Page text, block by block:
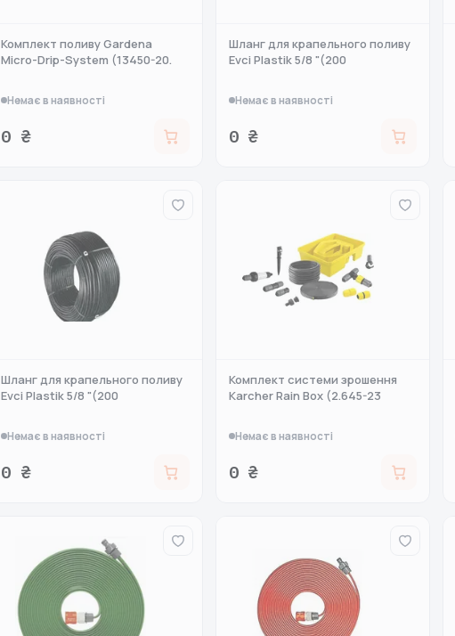
Комплект поливу Gardena
Micro-Drip-System (13450-20.
Немає в наявності
0 ₴
Шланг для крапельного поливу
Evci Plastik 5/8 "(200
Немає в наявності
0 ₴
Шланг для крапельного поливу
Evci Plastik 5/8 "(200
Немає в наявності
0 ₴
Комплект системи зрошення
Karcher Rain Box (2.645-23
Немає в наявності
0 ₴